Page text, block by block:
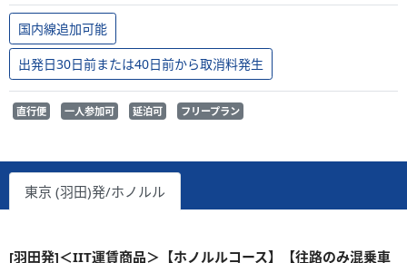
国内線追加可能
出発日30日前または40日前から取消料発生
直行便 一人参加可 延泊可 フリープラン
東京 (羽田)発/ホノルル
[羽田発]＜IIT運賃商品＞【ホノルルコース】【往路のみ混乗車